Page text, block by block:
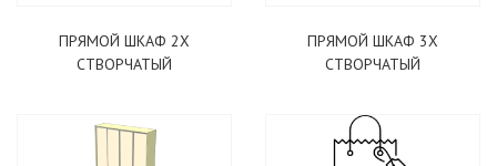
ПРЯМОЙ ШКАФ 2Х
СТВОРЧАТЫЙ
ПРЯМОЙ ШКАФ 3Х
СТВОРЧАТЫЙ